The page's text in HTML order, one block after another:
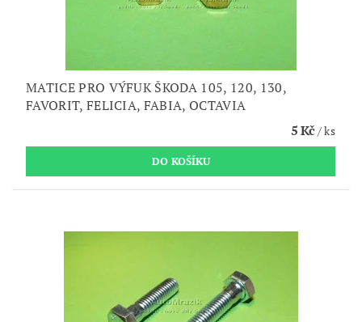
MATICE PRO VÝFUK ŠKODA 105, 120, 130,
FAVORIT, FELICIA, FABIA, OCTAVIA
5 Kč/ ks